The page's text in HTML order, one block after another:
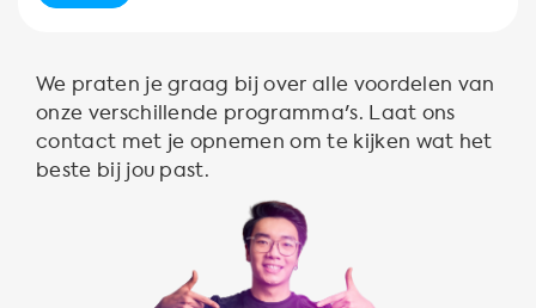
We praten je graag bij over alle voordelen van
onze verschillende programma's. Laat ons
contact met je opnemen om te kijken wat het
beste bij jou past.